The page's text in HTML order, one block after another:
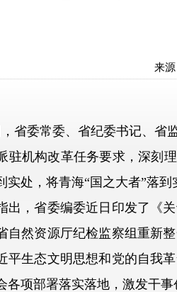
来
委常委、省纪委书记、省
驻机构改革任务要求，深刻
实处，将青海“国之大者”落到
，省委编委近日印发了《关
自然资源厅纪检监察组重新
平生态文明思想和党的自我
各项部署落实落地，激发干